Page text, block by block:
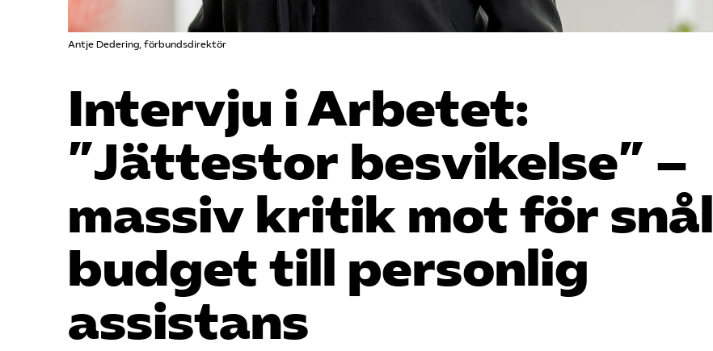
Antje Dedering, förbundsdirektör
Intervju i Arbetet:
”Jättestor besvikelse” –
massiv kritik mot för snål
budget till personlig
assistans